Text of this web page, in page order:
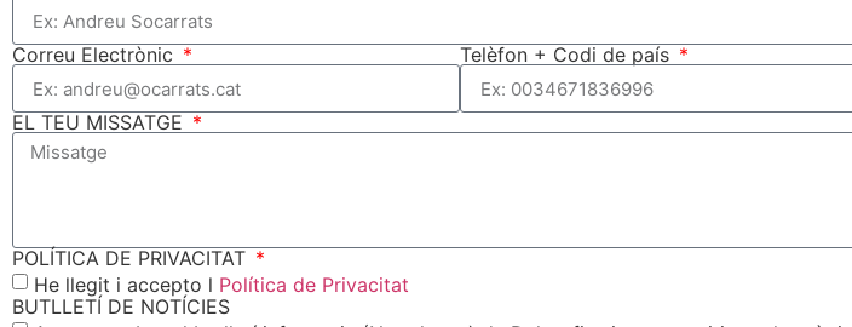
Correu Electrònic Telèfon + Codi de país
EL TEU MISSATGE
POLÍTICA DE PRIVACITAT
He llegit i accepto l Política de Privacitat
BUTLLETÍ DE NOTÍCIES